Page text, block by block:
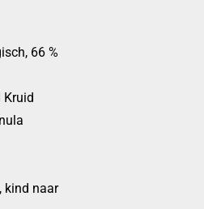
66 %
Kruid
kind naar